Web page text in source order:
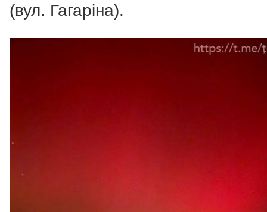
(вул. Гагаріна).